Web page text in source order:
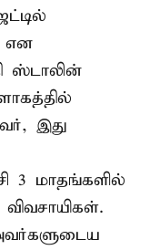
என
ஸ்டாலின்
இது
3 மாதங்களில்